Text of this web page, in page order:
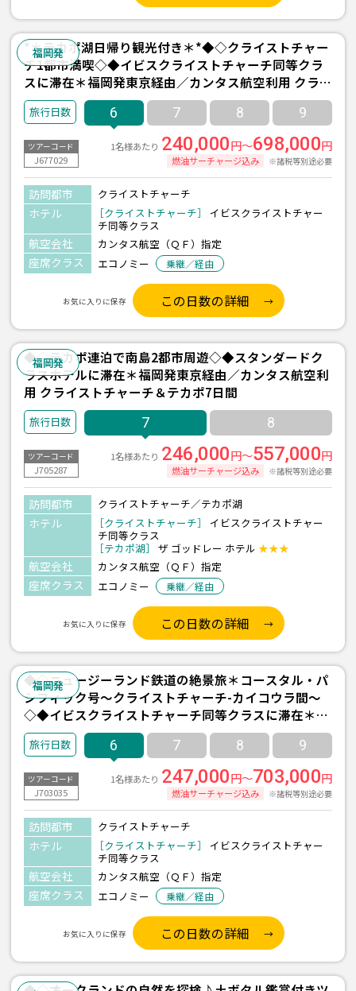
福岡発
*＊テカポ湖日帰り観光付き＊*◆◇クライストチャー
チ1都市満喫◇◆イビスクライストチャーチ同等クラ
スに滞在＊福岡発東京経由／カンタス航空利用 クライ
ストチャーチ6日間
6 7 8 9
ツアーコード
J677029
1名様あたり 240,000円～698,000円
燃油サーチャージ込み ※諸税等別途必要
訪問都市 クライストチャーチ
ホテル ［クライストチャーチ］
イビスクライストチャー
チ同等クラス
航空会社 カンタス航空（ＱＦ）指定
座席クラス エコノミー 乗継／経由
お気に入りに保存 この日数の詳細
福岡発
◆◇テカポ連泊で南島2都市周遊◇◆スタンダードク
ラスホテルに滞在＊福岡発東京経由／カンタス航空利
用 クライストチャーチ＆テカポ7日間
7 8
ツアーコード
J705287
1名様あたり 246,000円～557,000円
燃油サーチャージ込み ※諸税等別途必要
訪問都市 クライストチャーチ／テカポ湖
ホテル ［クライストチャーチ］
イビスクライストチャー
チ同等クラス
［テカポ湖］
ザ ゴッドレー ホテル ★★★
航空会社 カンタス航空（ＱＦ）指定
座席クラス エコノミー 乗継／経由
お気に入りに保存 この日数の詳細
福岡発
◆◇ニュージーランド鉄道の絶景旅＊コースタル・パ
シフィック号～クライストチャーチ-カイコウラ間～
◇◆イビスクライストチャーチ同等クラスに滞在＊福
岡発東京経由／カンタス航空利用 クライストチャーチ
6日間
6 7 8 9
ツアーコード
J703035
1名様あたり 247,000円～703,000円
燃油サーチャージ込み ※諸税等別途必要
訪問都市 クライストチャーチ
ホテル ［クライストチャーチ］
イビスクライストチャー
チ同等クラス
航空会社 カンタス航空（ＱＦ）指定
座席クラス エコノミー 乗継／経由
お気に入りに保存 この日数の詳細